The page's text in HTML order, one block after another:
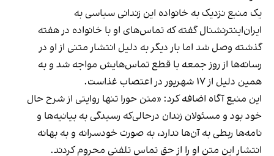
یک منبع نزدیک به خانواده این زندانی سیاسی به
ایران‌اینترنشنال گفته که تماس‎‌های او با خانواده در هفته
گذشته وصل شد اما بار دیگر به دلیل انتشار متنی از او در
رسانه‌ها از روز جمعه با قطع تماس‌هایش مواجه شد و به
همین دلیل از ۱۷ شهریور در اعتصاب غذاست.
این منبع آگاه اضافه کرد: «متن حورا تنها روایتی از شرح حال
خود بود و مسئولان زندان درحالی‌که رسیدگی به بیانیه‌ها و
نامه‌ها ربطی به آن‌ها ندارد، به صورت خودسرانه و به بهانه
انتشار این متن او را از حق تماس تلفنی محروم کردند.